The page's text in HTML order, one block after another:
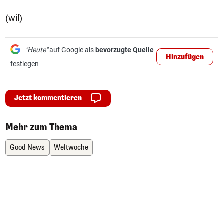
(wil)
"Heute"auf Google als bevorzugte Quelle
festlegen
Hinzufügen
Jetzt kommentieren
Mehr zum Thema
Good News Weltwoche